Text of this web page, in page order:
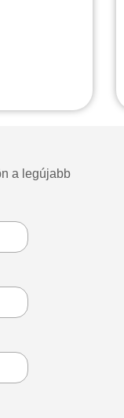
a legújabb